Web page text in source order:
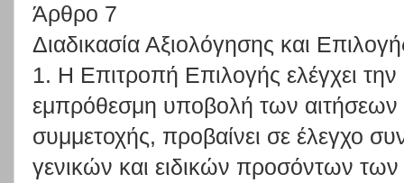
Άρθρο 7
Διαδικασία Αξιολόγησης και
1. Η Επιτροπή Επιλογής ελέγχει την
εμπρόθεσμη υποβολή των αιτήσεων
συμμετοχής, προβαίνει σε έλεγχο
γενικών και ειδικών προσόντων